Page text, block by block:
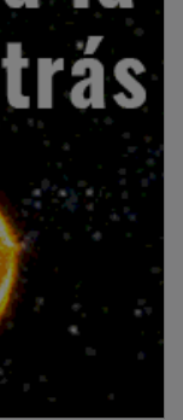
deporte base,
torno a un
de Pareja.
inferiores:
]